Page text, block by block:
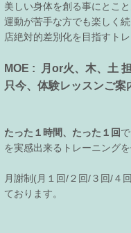
美しい身体を創る事にとこ
運動が苦手な方でも楽しく
店絶対的差別化を目指すト
MOE : 月or火、木、土
只今、体験レッスンご案
たった１時間、たった１回
を実感出来るトレーニングを
月謝制(月１回/２回/３回/４
ております。